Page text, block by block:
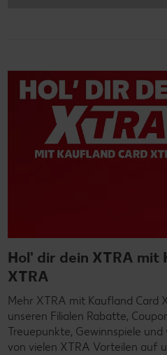
Hol' dir dein XTRA mit
XTRA
Mehr XTRA mit Kaufland Card
unseren Filialen Rabatte,
Treuepunkte, Gewinnspiele
von vielen XTRA Vorteilen auf